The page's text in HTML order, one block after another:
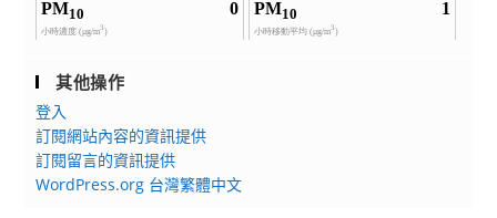
其他操作
登入
訂閱網站內容的資訊提供
訂閱留言的資訊提供
WordPress.org 台灣繁體中文